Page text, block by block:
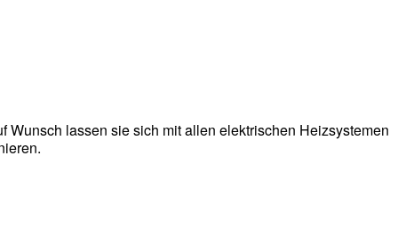
lassen sie sich mit allen elektrischen Heizsystemen